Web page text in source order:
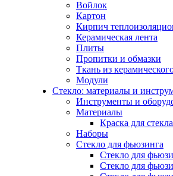
Войлок
Картон
Кирпич
Керамическая лента
Плиты
Пропитки и обмазки
Ткань из
Модули
Стекло: материалы и
Инструменты и
Материалы
Краска для стекла
Наборы
Стекло для фьюзинга
Стекло для
Стекло для